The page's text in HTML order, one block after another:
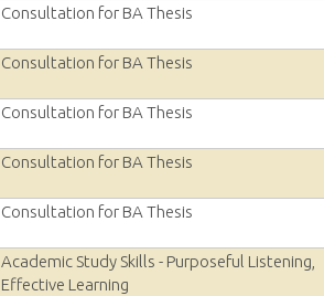
Consultation for BA Thesis
Consultation for BA Thesis
Consultation for BA Thesis
Consultation for BA Thesis
Consultation for BA Thesis
Academic Study Skills - Purposeful Listening,
Effective Learning